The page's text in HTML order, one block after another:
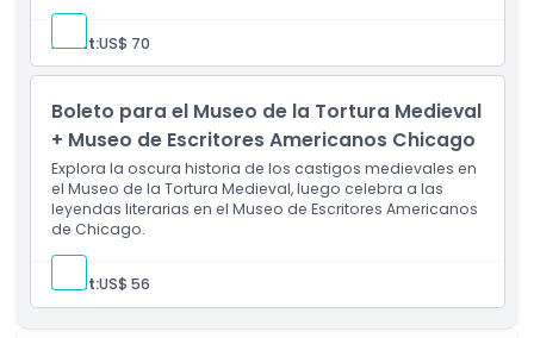
Cómo Llegar
Adult:US$ 70
Boleto para el Museo de la Tortura Medieval
+ Museo de Escritores Americanos Chicago
Explora la oscura historia de los castigos medievales en
el Museo de la Tortura Medieval, luego celebra a las
leyendas literarias en el Museo de Escritores Americanos
de Chicago.
Adult:US$ 56